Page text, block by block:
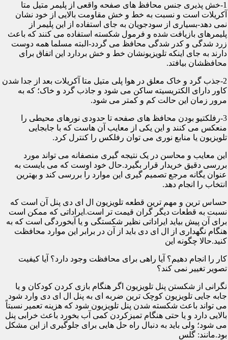
1-خش پذیری جنس محافظ های صفحه واقعی از پلیمر متیل متا
آکریلات است و نسبت به خط و خش مقاومت بالایی از خود نشان
نمی دهد-بسیاری از سودجویان به جای استفاده از این پلیمر از
پلیمرهای بازیافت شده و فرمول شکسته استفاده می کنند که باعث
زرد شدگی و کدر شدگی محافظ می گردد-البته مسلما همه دوست
دارند به جای اینکه تلویزیونشان خط و خش بردارد این اتفاق برای
محافظشان بیافتد.
2-جذب گرد و خاک معلق در هوا پلی متیل متا آکریلات بعد از جدا شدن
کاور دارای الکتریسیته ساکن می شود و جاذب گرد و خاک؛ که به
مرور زمان این حالت کم و کمتر می شود.
3-رفلکتیو بودن محافظ های صفحه تا حدودی نورهای محیطی را
منعکس می کنند و این یکی از معایب آن هاست که با جابجایی
تلویزیون یا منابع نوری می توان رفلکس را کنترل کرد.
این معایب و محاسن در یک نتیجه گیری منصفانه می تواند مورد
بررسی دقیق خریدار قرار بگیرد.حال خود اوست که می بایست به
عنوان یگانه مرجع تصمیم گیری این موارد را بررسی کند و بهترین
انتخاب را انجام دهد.
حساس ترین و مهم ترین قطعه تلویزیون ال ای دی پنل آن است که
نسبت به قطعات دیگر گران قیمت تر است.ایراداتی که ممکن است
برای آن پیش بیاید ایراداتی نظیر شکستگی و یا آبخوردگی است که به
هنگام نگهداری از ال ای دی باید از آن در برابر این موارد محافظت
کنید.حالا چگونه این
کار را انجام دهیم؟ آیا راهی برای محافظت وجود دارد؟ آیا کیفیت
تصویر تغییر نمی کند؟
نگرانی از شکستن پنل تلویزیون اگر هنگام بازی کردن کودکان و یا
جابه جایی تلویزیون کوچک ترین ضربه ای به پنل ال ای دی وارد شود
می تواند باعث شکسته شدن پنل تلویزیون شود که هزینه تعمیر نسبتاً
بالایی دارد و یا حتی هنگام تمیزکردن کمی آب بخورد باعث خرابی پنل
می شود؛ ولی باید به دنبال راه حل هایی برای جلوگیری از این مشکل
بود.مانند: گلس